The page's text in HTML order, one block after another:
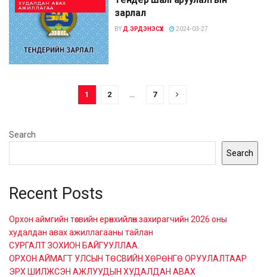
ХУДАЛДАН АВАХ
АЖИЛЛАГАА
зарлал
BY Д.ЭРДЭНЭСҮХ 2024-03-27
1 2 … 7
Search
Search
Recent Posts
Орхон аймгийн төсвийн ерөнхийлөн захирагчийн 2026 оны
худалдан авах ажиллагааны тайлан
СУРГАЛТ ЗОХИОН БАЙГУУЛЛАА.
ОРХОН АЙМАГТ УЛСЫН ТӨСВИЙН ХӨРӨНГӨ ОРУУЛАЛТААР
ЭРХ ШИЛЖСЭН АЖЛУУДЫН ХУДАЛДАН АВАХ